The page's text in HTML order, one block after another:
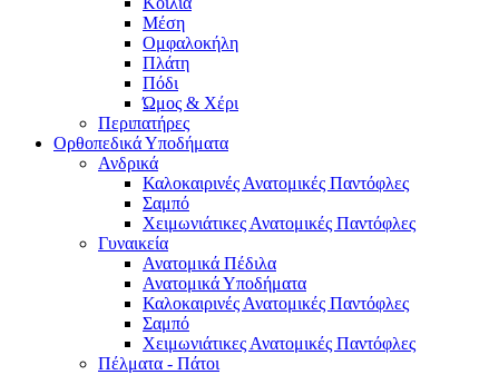
Μέση
Ομφαλοκήλη
Πλάτη
Πόδι
Ώμος & Χέρι
Περιπατήρες
Ορθοπεδικά Υποδήματα
Ανδρικά
Καλοκαιρινές Ανατομικές Παντόφλες
Σαμπό
Χειμωνιάτικες Ανατομικές Παντόφλες
Γυναικεία
Ανατομικά Πέδιλα
Ανατομικά Υποδήματα
Καλοκαιρινές Ανατομικές Παντόφλες
Σαμπό
Χειμωνιάτικες Ανατομικές Παντόφλες
Πέλματα - Πάτοι